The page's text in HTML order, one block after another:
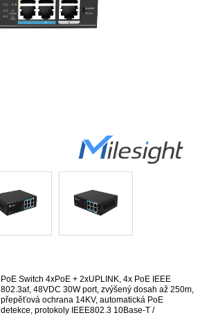
PoE Switch 4xPoE + 2xUPLINK, 4x PoE IEEE
802.3af, 48VDC 30W port, zvýšený dosah až 250m,
přepěťová ochrana 14KV, automatická PoE
detekce, protokoly IEEE802.3 10Base-T /